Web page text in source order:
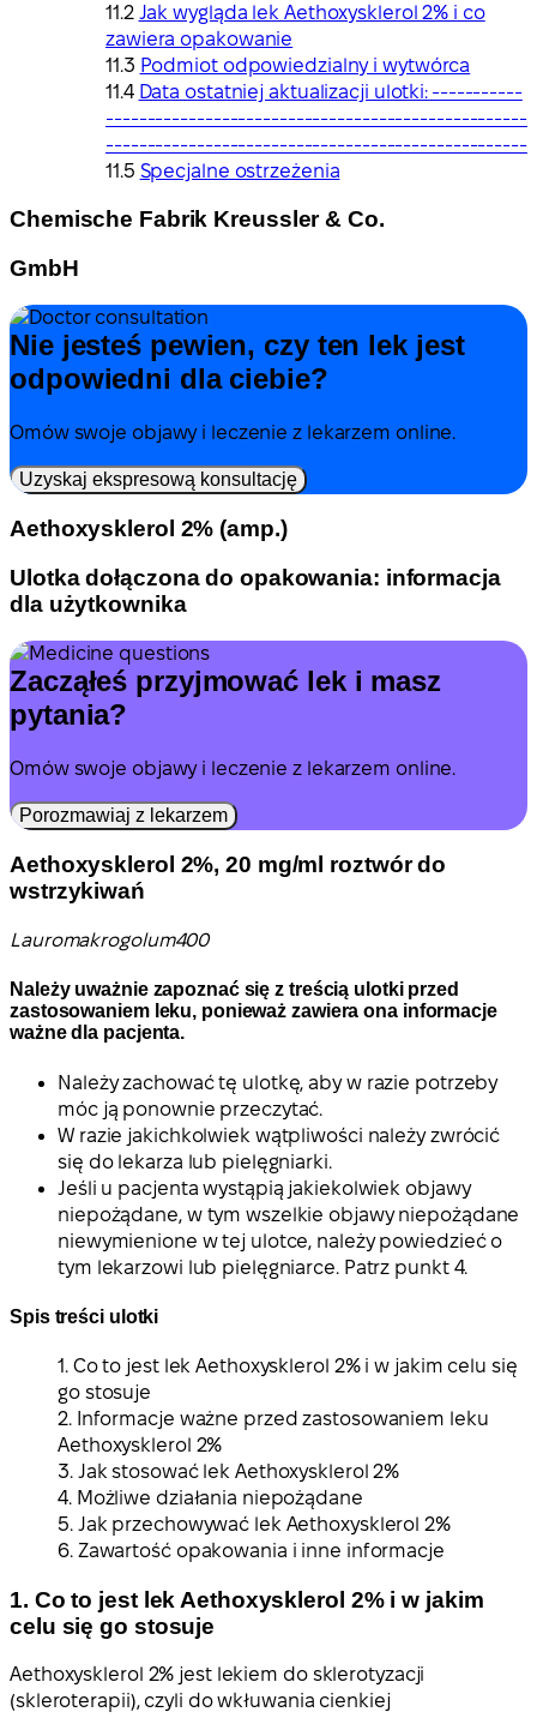
Jak wygląda lek Aethoxysklerol 2% i co
zawiera opakowanie
Podmiot odpowiedzialny i wytwórca
Data ostatniej aktualizacji ulotki: -----------
---------------------------------------------------
---------------------------------------------------
Specjalne ostrzeżenia
Chemische Fabrik Kreussler & Co.
GmbH
Nie jesteś pewien, czy ten lek jest
odpowiedni dla ciebie?
Omów swoje objawy i leczenie z lekarzem online.
Uzyskaj ekspresową konsultację
Aethoxysklerol 2% (amp.)
Ulotka dołączona do opakowania: informacja
dla użytkownika
Zacząłeś przyjmować lek i masz
pytania?
Omów swoje objawy i leczenie z lekarzem online.
Porozmawiaj z lekarzem
Aethoxysklerol 2%, 20 mg/ml roztwór do
wstrzykiwań
Lauromakrogolum400
Należy uważnie zapoznać się z treścią ulotki przed
zastosowaniem leku, ponieważ zawiera ona informacje
ważne dla pacjenta.
Należy zachować tę ulotkę, aby w razie potrzeby
móc ją ponownie przeczytać.
W razie jakichkolwiek wątpliwości należy zwrócić
się do lekarza lub pielęgniarki.
Jeśli u pacjenta wystąpią jakiekolwiek objawy
niepożądane, w tym wszelkie objawy niepożądane
niewymienione w tej ulotce, należy powiedzieć o
tym lekarzowi lub pielęgniarce. Patrz punkt 4.
Spis treści ulotki
1. Co to jest lek Aethoxysklerol 2% i w jakim celu się
go stosuje
2. Informacje ważne przed zastosowaniem leku
Aethoxysklerol 2%
3. Jak stosować lek Aethoxysklerol 2%
4. Możliwe działania niepożądane
5. Jak przechowywać lek Aethoxysklerol 2%
6. Zawartość opakowania i inne informacje
1. Co to jest lek Aethoxysklerol 2% i w jakim
celu się go stosuje
Aethoxysklerol 2% jest lekiem do sklerotyzacji
(skleroterapii), czyli do wkłuwania cienkiej